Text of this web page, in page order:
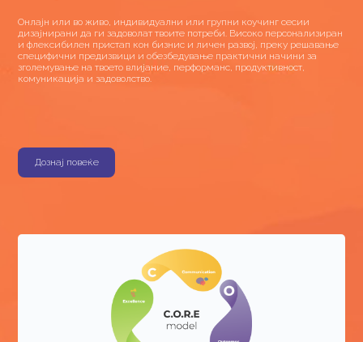
Онлајн или во живо, индивидуални или групни коучинг сесии
дизајнирани да ги задоволат твоите потреби. Високо персонализиран
и флексибилен пристап кон бизнис и личен развој, преку решавање
специфични предизвици и обезбедување практични начини за
зголемување на твоето влијание, перформанс, продуктивност,
комуникација и задоволство.
Дознај повеќе